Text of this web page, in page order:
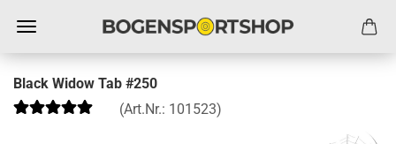
Black Widow Tab #250
(Art.Nr.: 101523)